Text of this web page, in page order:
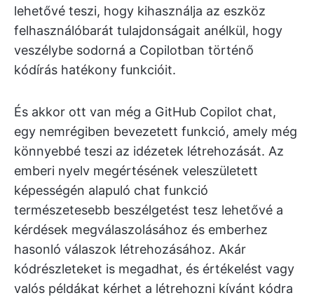
lehetővé teszi, hogy kihasználja az eszköz
felhasználóbarát tulajdonságait anélkül, hogy
veszélybe sodorná a Copilotban történő
kódírás hatékony funkcióit.
És akkor ott van még a GitHub Copilot chat,
egy nemrégiben bevezetett funkció, amely még
könnyebbé teszi az idézetek létrehozását. Az
emberi nyelv megértésének veleszületett
képességén alapuló chat funkció
természetesebb beszélgetést tesz lehetővé a
kérdések megválaszolásához és emberhez
hasonló válaszok létrehozásához. Akár
kódrészleteket is megadhat, és értékelést vagy
valós példákat kérhet a létrehozni kívánt kódra